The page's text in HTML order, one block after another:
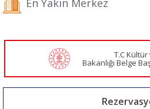
En Yakın Merkez
T.C
Bakanlığı Belge